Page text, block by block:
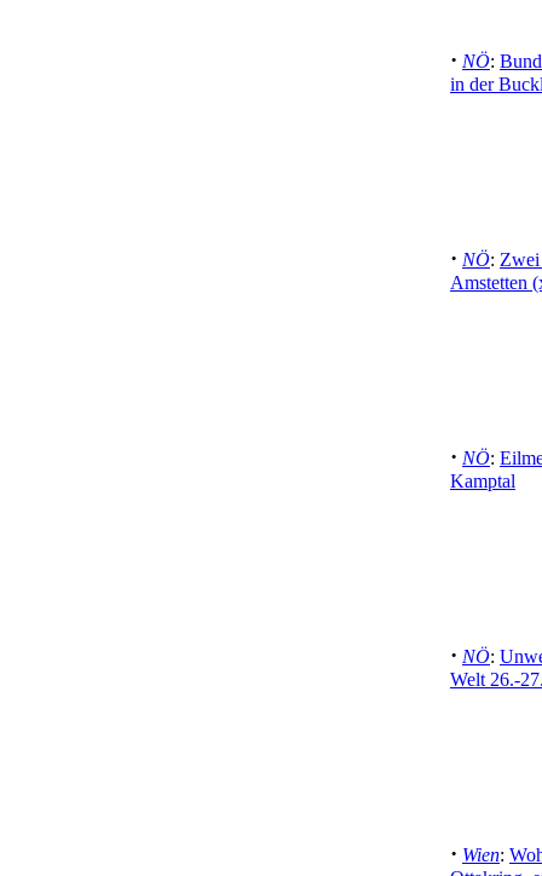
· NÖ:
in der
· NÖ: Zwei
Amstetten
· NÖ:
Kamptal
· NÖ:
Welt 26.-
· Wien: